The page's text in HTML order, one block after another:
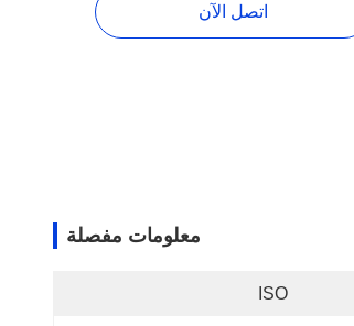
اتصل الآن
معلومات مفصلة
ISO